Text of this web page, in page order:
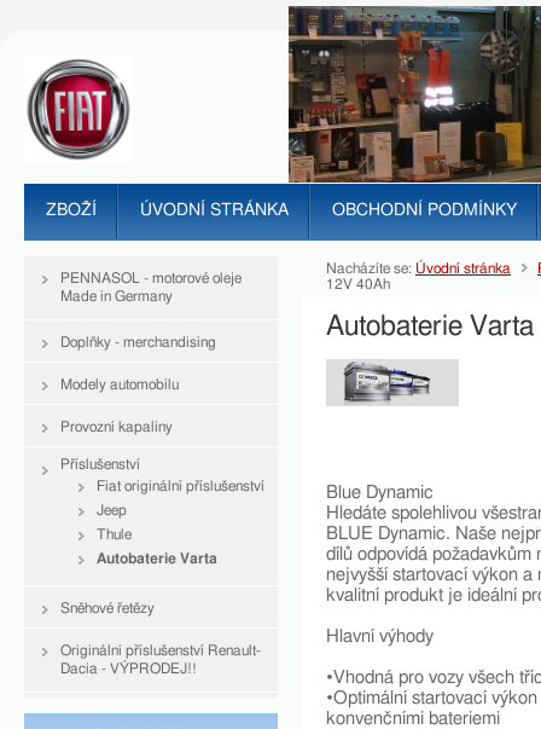
ZBOŽÍ ÚVODNÍ STRÁNKA OBCHODNÍ PODMÍNKY
PENNASOL - motorové oleje
Made in Germany
Doplňky - merchandising
Modely automobilu
Provozní kapaliny
Příslušenství
Fiat originální příslušenství
Jeep
Thule
Autobaterie Varta
Sněhové řetězy
Originální příslušenství Renault-
Dacia - VÝPRODEJ!!
Nacházíte se: Úvodní stránka
12V 40Ah
Autobaterie
Blue Dynamic
Hledáte spolehlivou
BLUE Dynamic. Naše
dílů odpovídá požadavkům
nejvyšší startovací výkon
kvalitní produkt je ideální
Hlavní výhody
•Vhodná pro vozy všech
•Optimální startovací
konvenčními bateriemi